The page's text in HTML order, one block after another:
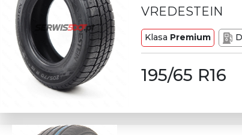
VREDESTEIN
Klasa Premium D
195/65 R16